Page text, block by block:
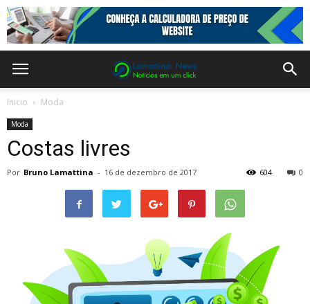
Inicio Moda
Moda
Costas livres
Por Bruno Lamattina - 16 de dezembro de 2017 0
604